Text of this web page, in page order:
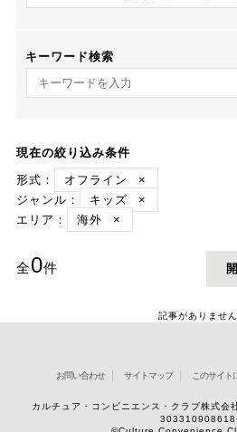
キーワード検索
キーワード検索
現在の絞り込み条件
形式：
オフライン
×
ジャンル：
キッズ
×
エリア：
海外 ×
全0件
記事がありません
お問い合わせ サイトマップ このサイト
カルチュア・コンビニエンス・クラブ株式
303310908618